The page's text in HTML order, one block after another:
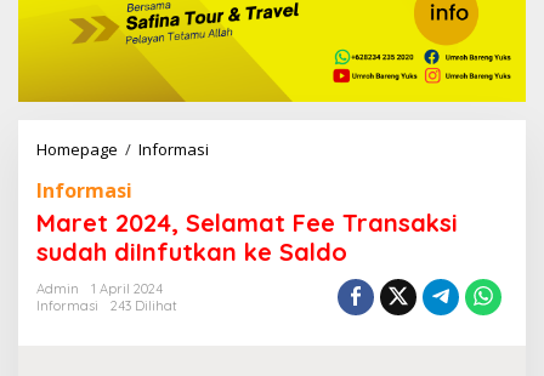
Homepage / Informasi
Fee
Transaksi
sudah
Informasi
Maret 2024, Selamat Fee Transaksi
sudah diInfutkan ke Saldo
Admin
1 April 2024
Informasi
243 Dilihat